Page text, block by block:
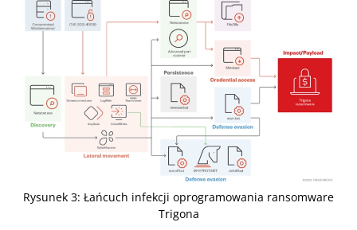
Rysunek 3: Łańcuch infekcji oprogramowania ransomware
Trigona